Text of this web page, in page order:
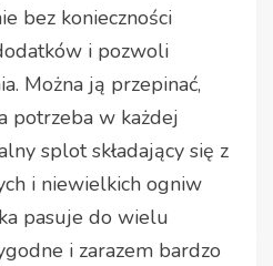
bez konieczności
i pozwoli
Można ją przepinać,
potrzeba w każdej
splot składający się z
i niewielkich ogniw
pasuje do wielu
i zarazem bardzo